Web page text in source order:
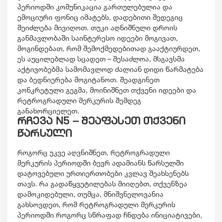
პერიოდში კომუნიკაცია გართულებულია და
ემოციური ფონიც იმატებს, დადებითი შედეგიც
შეიძლება მივიღოთ. თუკი აღნიშნული დროის
განმავლობაში საინტერესო იდეები მოგივათ,
მოგინდებათ, რომ შემოქმედებითად გააქტიურდეთ,
ეს აუცილებლად სცადეთ – შესაძლოა, მსგავსმა
აქტივობებმა სამომავლოდ ძალიან დიდი წარმატება
და ბედნიერება მოგიტანოთ. შეადგინეთ
კონკრეტული გეგმა, მოინიშნეთ თქვენი იდეები და
რეტროგრადული მერკურის შემდეგ
განახორციელეთ.
რჩევა N5 – შეაფასეთ თქვენი
წარსული
როგორც უკვე აღვნიშნეთ, რეტროგრადული
მერკურის პერიოდში ბევრ ადამიანს წარსულში
დატოვებული ურთიერთობები კვლავ შეახსენებს
თავს. რა გადაწყვეტილებას მიიღებთ, თქვენზეა
დამოკიდებული, თუმცა, მნიშვნელოვანია
გახსოვდეთ, რომ რეტროგრადული მერკურის
პერიოდში როგორც სწრაფად ჩნდება ინიციატივები,